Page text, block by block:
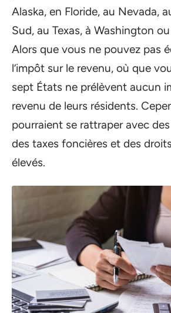
Alaska, en Floride, au Nevada,
Sud, au Texas, à Washington
Alors que vous ne pouvez pas
l’impôt sur le revenu, où que
sept États ne prélèvent aucun
revenu de leurs résidents.
pourraient se rattraper avec
des taxes foncières et des
élevés.